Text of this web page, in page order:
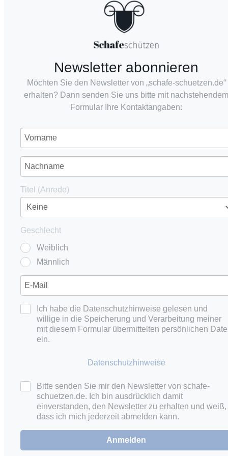
Newsletter abonnieren
Möchten Sie den Newsletter von „schafe-schuetzen.de“
erhalten? Dann senden Sie uns bitte mit nachstehendem
Formular Ihre Kontaktangaben:
Titel (Anrede)
Geschlecht
Weiblich
Männlich
Ich habe die Datenschutzhinweise gelesen und
willige in die Speicherung und Verarbeitung meiner
mit diesem Formular übermittelten persönlichen
ein.
Datenschutzhinweise
Bitte senden Sie mir den Newsletter von schafe-
schuetzen.de. Ich bin ausdrücklich damit
einverstanden, den Newsletter zu erhalten und weiß,
dass ich mich jederzeit abmelden kann.
Anmelden